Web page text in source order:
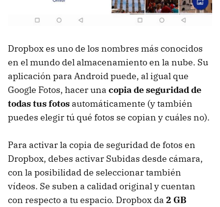
Dropbox es uno de los nombres más conocidos
en el mundo del almacenamiento en la nube. Su
aplicación para Android puede, al igual que
Google Fotos, hacer una copia de seguridad de
todas tus fotos automáticamente (y también
puedes elegir tú qué fotos se copian y cuáles no).
Para activar la copia de seguridad de fotos en
Dropbox, debes activar Subidas desde cámara,
con la posibilidad de seleccionar también
vídeos. Se suben a calidad original y cuentan
con respecto a tu espacio. Dropbox da 2 GB